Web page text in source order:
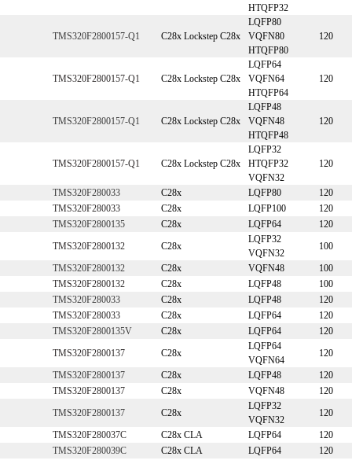
HTQFP32
TMS320F2800157-Q1 C28x Lockstep C28x
LQFP80
VQFN80
HTQFP80
120
TMS320F2800157-Q1 C28x Lockstep C28x
LQFP64
VQFN64
HTQFP64
120
TMS320F2800157-Q1 C28x Lockstep C28x
LQFP48
VQFN48
HTQFP48
120
TMS320F2800157-Q1 C28x Lockstep C28x
LQFP32
HTQFP32
VQFN32
120
TMS320F280033 C28x LQFP80
120
TMS320F280033
C28x LQFP100
120
TMS320F2800135
C28x LQFP64
120
TMS320F2800132
C28x
LQFP32
VQFN32
100
TMS320F2800132
C28x VQFN48
100
TMS320F2800132
C28x LQFP48
100
TMS320F280033
C28x LQFP48
120
TMS320F280033
C28x LQFP64
120
TMS320F2800135V
C28x LQFP64
120
TMS320F2800137
C28x
LQFP64
VQFN64
120
TMS320F2800137
C28x LQFP48
120
TMS320F2800137
C28x VQFN48
120
TMS320F2800137
C28x
LQFP32
VQFN32
120
TMS320F280037C
C28x CLA LQFP64
120
TMS320F280039C
C28x CLA LQFP64 120